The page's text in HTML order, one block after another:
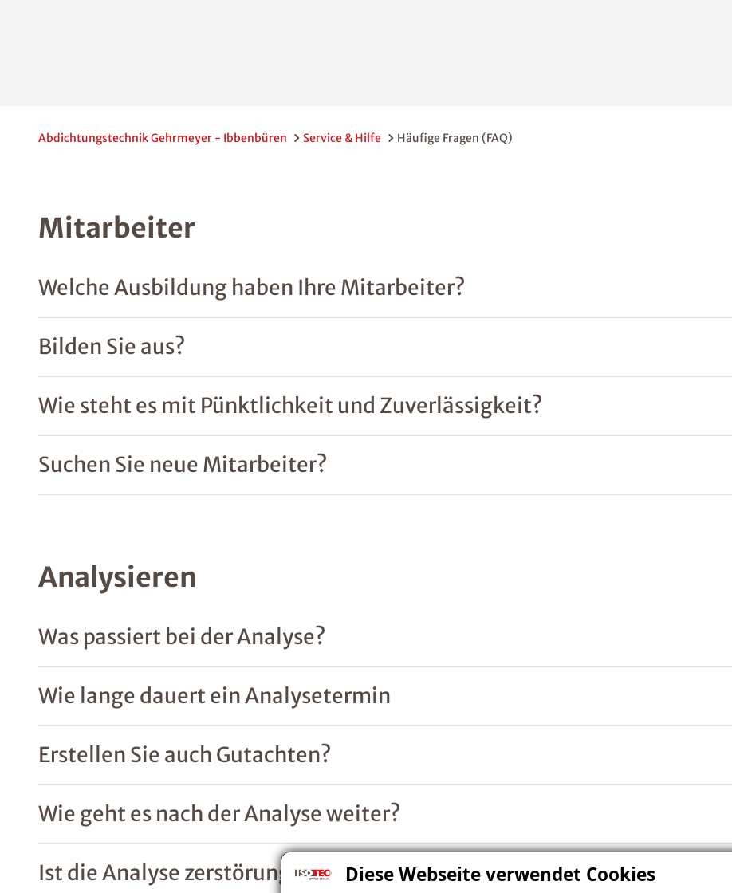
Diese Webseite verwendet Cookies
Abdichtungstechnik Gehrmeyer - Ibbenbüren Service & Hilfe Häufige Fragen (FAQ)
Mitarbeiter
Welche Ausbildung haben Ihre Mitarbeiter?
Bilden Sie aus?
Wie steht es mit Pünktlichkeit und Zuverlässigkeit?
Suchen Sie neue Mitarbeiter?
Analysieren
Was passiert bei der Analyse?
Wie lange dauert ein Analysetermin
Erstellen Sie auch Gutachten?
Wie geht es nach der Analyse weiter?
Ist die Analyse zerstörungsfrei?